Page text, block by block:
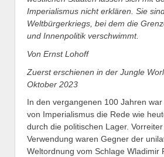
Imperialismus nicht erklären. Sie
Weltbürgerkriegs, bei dem die
und Innenpolitik verschwimmt.
Von Ernst Lohoff
Zuerst erschienen in der Jungle
Oktober 2023
In den vergangenen 100 Jahren
von Imperialismus die Rede wie
durch die politischen Lager.
Verwendung waren Gegner der
Weltordnung vom Schlage Wladimir